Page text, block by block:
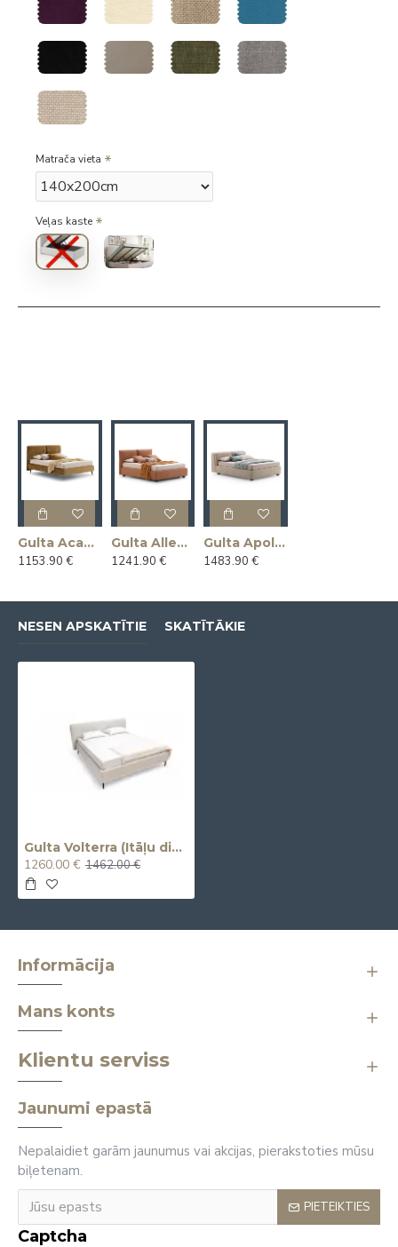
Matrača vieta
Veļas kaste
Gulta Academy (Divguļama) (Ražota Itālijā)
1153.90 €
Gulta Allen (Divguļama) (Ražota Itālijā)
1241.90 €
Gulta Apollo (Divguļama) (Ražota Itālijā)
1483.90 €
NESEN APSKATĪTIE SKATĪTĀKIE
Gulta Volterra (Itāļu dizains)
1260.00 € 1462.00 €
Informācija
Mans konts
Klientu serviss
Jaunumi epastā
Nepalaidiet garām jaunumus vai akcijas, pierakstoties mūsu
biļetenam.
PIETEIKTIES
Captcha